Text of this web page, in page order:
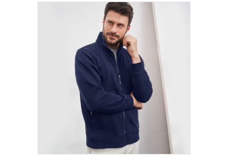
Questo
prodotto
varianti.